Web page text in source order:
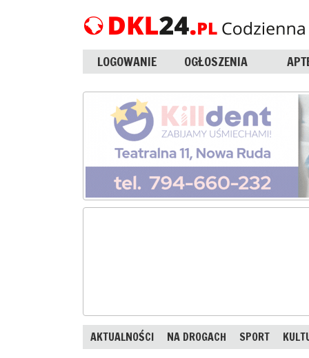
LOGOWANIE OGŁOSZENIA
AKTUALNOŚCI NA DROGACH SPORT